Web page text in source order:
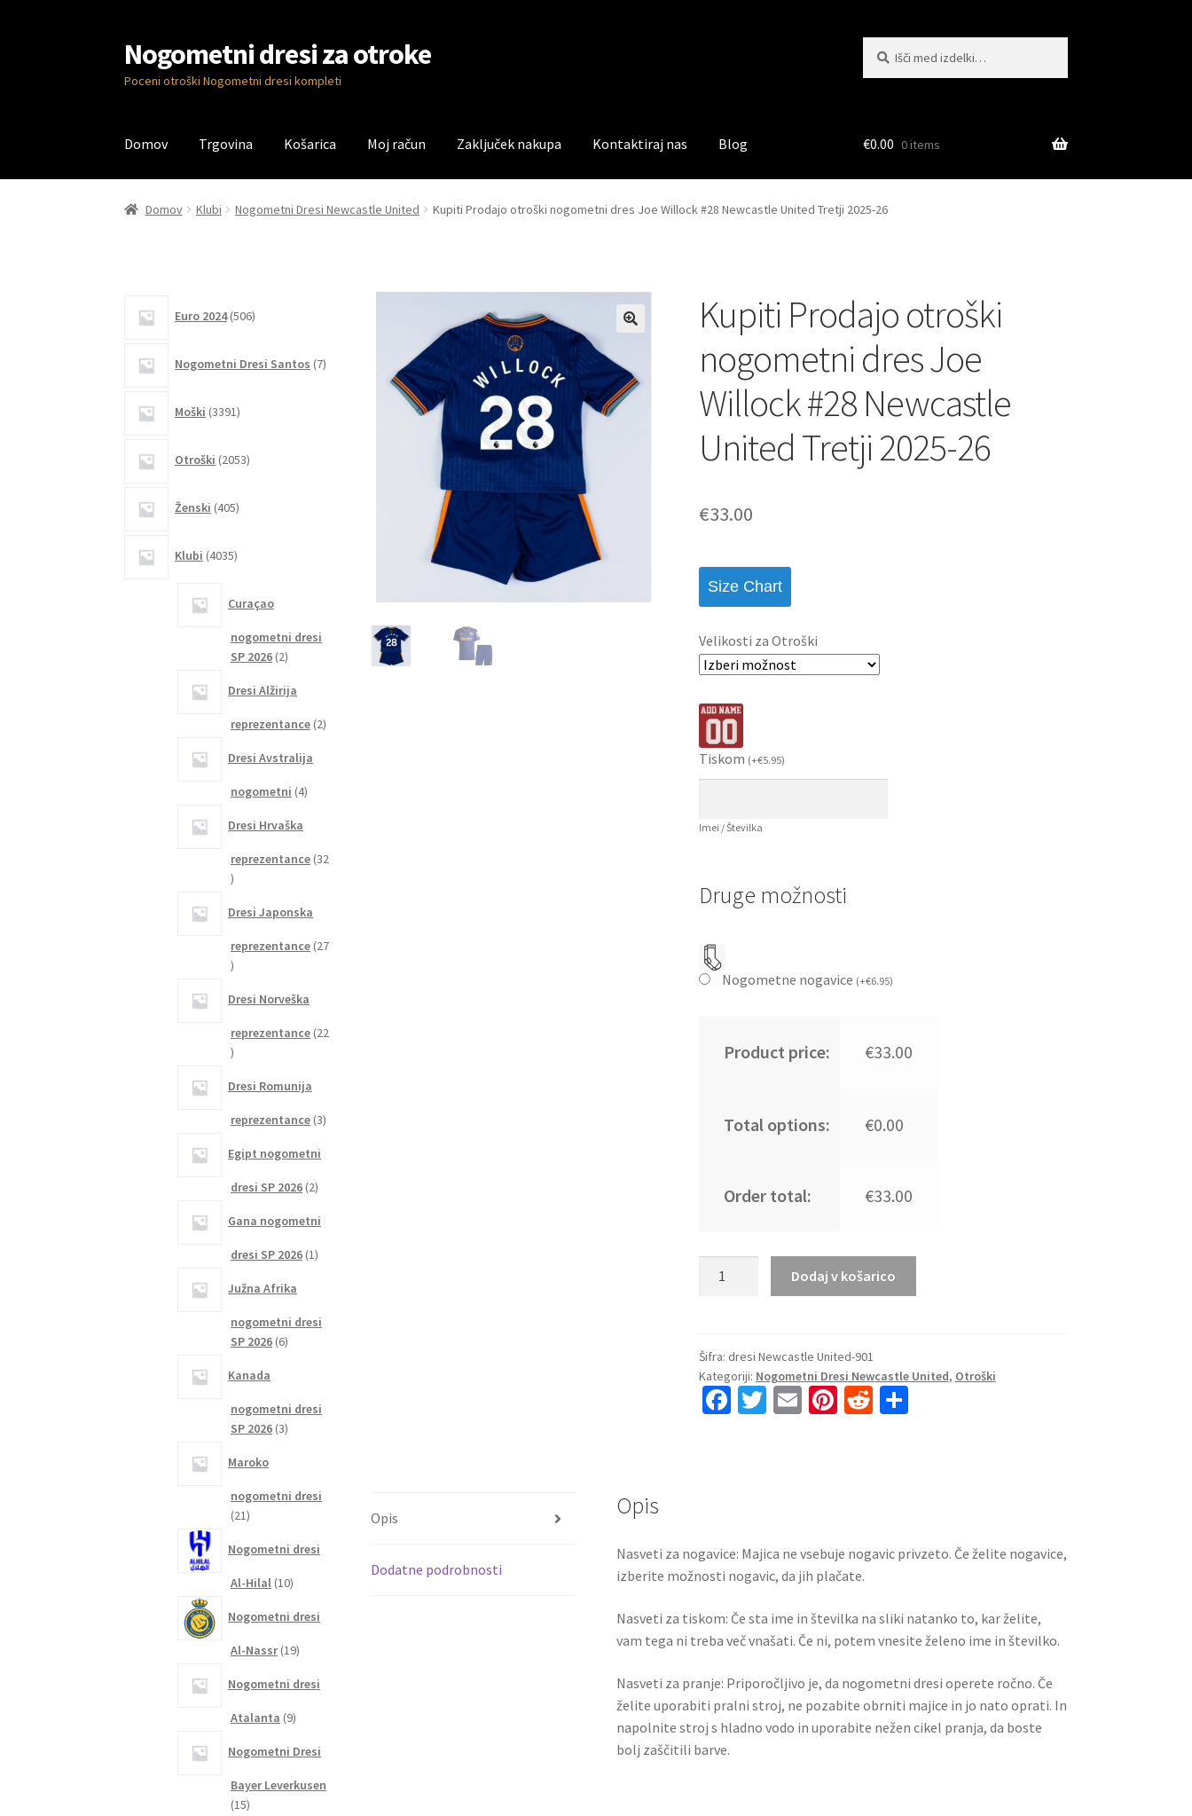
Skip
to
navigation
Skip
to
content
Nogometni dresi za otroke
Poceni otroški Nogometni dresi kompleti
Domov Trgovina Košarica Moj račun Zaključek nakupa Kontaktiraj nas Blog
Domov BlogKontaktiraj nas Košarica Moj račun TrgovinaZaključek nakupa
€0.00 0 items
Domov Klubi Nogometni Dresi Newcastle United Kupiti Prodajo otroški nogometni dres Joe Willock #28 Newcastle United Tretji 2025-26
Kupiti Prodajo otroški
nogometni dres Joe
Willock #28 Newcastle
United Tretji 2025-26
€33.00
Size Chart
Velikosti za Otroški
Tiskom (+€5.95)
Imei / Številka
Druge možnosti
Nogometne nogavice (+€6.95)
Product price: €33.00
Total options: €0.00
Order total: €33.00
dres
Joe
Willock
količina
Dodaj v košarico
Šifra: dresi Newcastle United-901
Kategoriji: Nogometni Dresi Newcastle United, Otroški
Fa
k
T E Pi R S
Opis
Dodatne podrobnosti
Opis
Nasveti za nogavice: Majica ne vsebuje nogavic privzeto. Če želite nogavice,
izberite možnosti nogavic, da jih plačate.
Nasveti za tiskom: Če sta ime in številka na sliki natanko to, kar želite,
vam tega ni treba več vnašati. Če ni, potem vnesite želeno ime in številko.
Nasveti za pranje: Priporočljivo je, da nogometni dresi operete ročno. Če
želite uporabiti pralni stroj, ne pozabite obrniti majice in jo nato oprati. In
napolnite stroj s hladno vodo in uporabite nežen cikel pranja, da boste
bolj zaščitili barve.
Euro 2024 506izdelkov
Nogometni Dresi Santos 7izdelkov
Moški 3391izdelkov
Otroški 2053izdelkov
Ženski 405izdelkov
Klubi 4035izdelkov
Curaçao
nogometni dresi
SP 2026 22
Dresi Alžirija
reprezentance 22
Dresi Avstralija
nogometni 44
Dresi Hrvaška
reprezentance 32
32
Dresi Japonska
reprezentance 27
27
Dresi Norveška
reprezentance 22
22
Dresi Romunija
reprezentance 33
Egipt nogometni
dresi SP 2026 22
Gana nogometni
dresi SP 2026 11
Južna Afrika
nogometni dresi
SP 2026 66
Kanada
nogometni dresi
SP 2026 33
Maroko
nogometni dresi
2121
Nogometni dresi
Al-Hilal 1010
Nogometni dresi
Al-Nassr 1919
Nogometni dresi
Atalanta 99
Nogometni Dresi
Bayer Leverkusen
1515